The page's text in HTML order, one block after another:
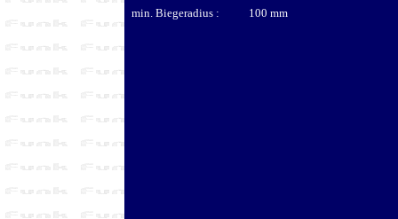
min. Biegeradius : 100 mm